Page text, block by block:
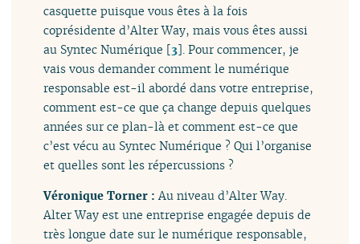
casquette puisque vous êtes à la fois
coprésidente d’Alter Way, mais vous êtes aussi
au Syntec Numérique [3] . Pour commencer, je
vais vous demander comment le numérique
responsable est-il abordé dans votre entreprise,
comment est-ce que ça change depuis quelques
années sur ce plan-là et comment est-ce que
c’est vécu au Syntec Numérique ? Qui l’organise
et quelles sont les répercussions ?
Véronique Torner :Au niveau d’Alter Way.
Alter Way est une entreprise engagée depuis de
très longue date sur le numérique responsable,